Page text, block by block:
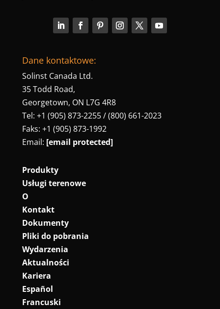
Dane kontaktowe:
Solinst Canada Ltd.
35 Todd Road,
Georgetown, ON L7G 4R8
Tel: +1 (905) 873-2255 / (800) 661-2023
Faks: +1 (905) 873-1992
Email: [email protected]
Produkty
Usługi terenowe
O
Kontakt
Dokumenty
Pliki do pobrania
Wydarzenia
Aktualności
Kariera
Español
Francuski